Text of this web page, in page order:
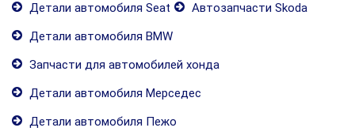
Детали автомобиля Seat
Автозапчасти Skoda
Детали автомобиля BMW
Запчасти для автомобилей хонда
Детали автомобиля Мерседес
Детали автомобиля Пежо